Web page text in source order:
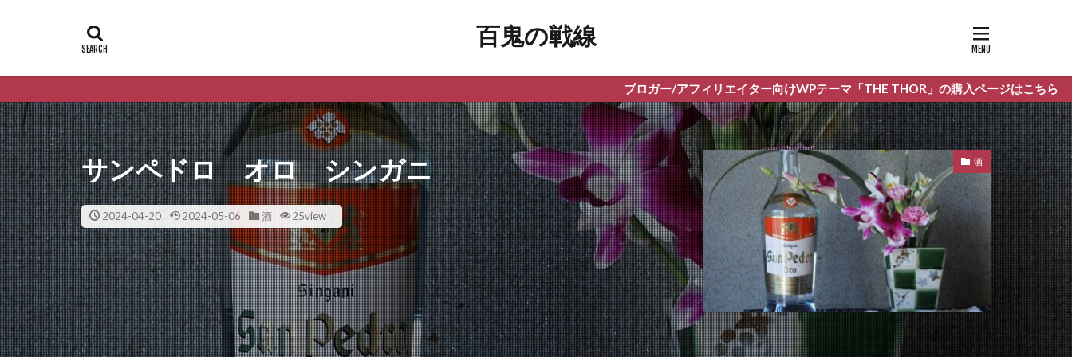
百鬼の戦線
ブロガー/アフィリエイター向けWPテーマ「THE THOR」の購入ページはこちら
サンペドロ オロ シンガニ
2024-04-20 2024-05-06 酒 25view
酒